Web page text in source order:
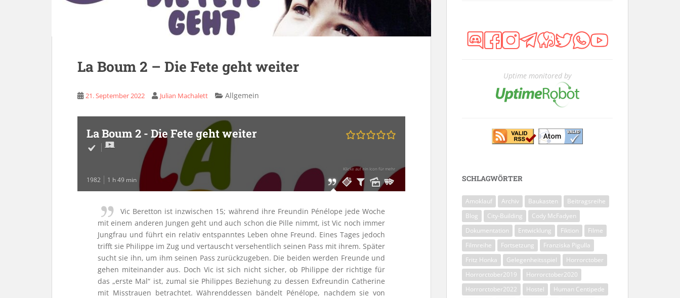
La Boum 2 – Die Fete geht weiter
21. September 2022 Julian Machalett Allgemein
La Boum 2 - Die Fete geht weiter
1982 1 h 49 min
Klicke auf ein Icon für mehr
Vic Beretton ist inzwischen 15; während ihre Freundin Pénélope jede Woche
mit einem anderen Jungen geht und auch schon die Pille nimmt, ist Vic noch immer
Jungfrau und führt ein relativ entspanntes Leben ohne Freund. Eines Tages jedoch
trifft sie Philippe im Zug und vertauscht versehentlich seinen Pass mit ihrem. Später
sucht sie ihn, um ihm seinen Pass zurückzugeben. Die beiden werden Freunde und
gehen miteinander aus. Doch Vic ist sich nicht sicher, ob Philippe der richtige für
das „erste Mal“ ist, zumal sie Philippes Beziehung zu dessen Exfreundin Catherine
mit Misstrauen betrachtet. Währenddessen bändelt Pénélope, nachdem sie von
Uptime monitored by
SCHLAGWÖRTER
Amoklauf Archiv Baukasten
Beitragsreihe
Blog
City-Building
Cody McFadyen
Dokumentation
Entwicklung Fiktion
Filme
Filmreihe
Fortsetzung
Franziska Pigulla
Fritz Honka
Gelegenheitsspiel
Horrorctober
Horrorctober2019
Horrorctober2020
Horrorctober2022
Hostel
Human Centipede